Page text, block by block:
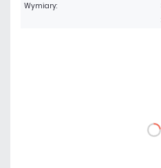
Wymiary:
DO